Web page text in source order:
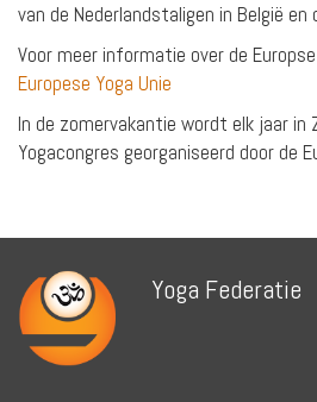
van de Nederlandstaligen in België en
Voor meer informatie over de
Europese Yoga Unie
In de zomervakantie wordt elk jaar in
Yogacongres georganiseerd door de
Yoga Federatie